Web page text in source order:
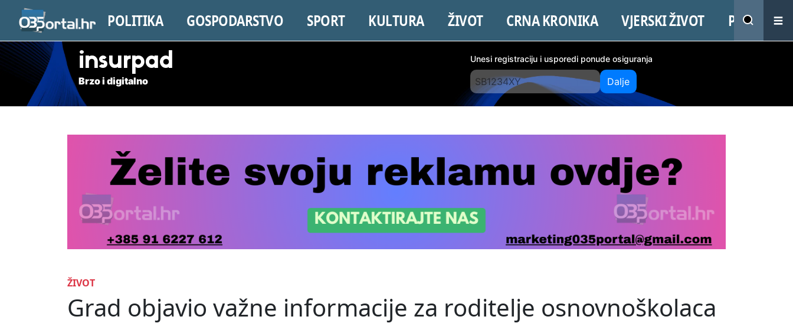
POLITIKA GOSPODARSTVO SPORT KULTURA ŽIVOT CRNA KRONIKA VJERSKI ŽIVOT PROMO
insurpad
Brzo i digitalno
Unesi registraciju i usporedi ponude osiguranja
Dalje
ŽIVOT
Grad objavio važne informacije za roditelje osnovnoškolaca